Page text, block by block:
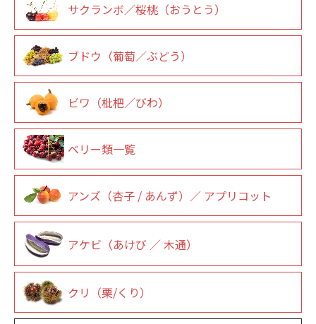
サクランボ／桜桃（おうとう）
ブドウ（葡萄／ぶどう）
ビワ（枇杷／びわ）
ベリー類一覧
アンズ（杏子 / あんず）／ アプリコット
アケビ（あけび ／ 木通）
クリ（栗/くり）